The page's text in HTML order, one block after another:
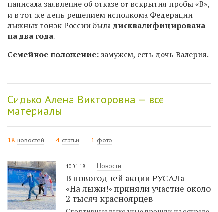
написала заявление об отказе от вскрытия пробы «В»,
и в тот же день решением исполкома Федерации
лыжных гонок России быладисквалифицирована
на два года.
Семейное положение:замужем, есть дочь Валерия.
Сидько Алена Викторовна — все
материалы
18 новостей 4 статьи 1 фото
10.01.18 Новости
В новогодней акции РУСАЛа
«На лыжи!» приняли участие около
2 тысяч красноярцев